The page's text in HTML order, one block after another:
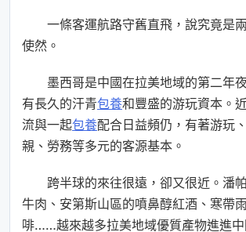
一條客運航路守舊直飛，說究竟是
使然。
墨西哥是中國在拉美地域的第二年
有長久的汗青包養和豐盛的游玩資本。
流與一起包養配合日益頻仍，有著游玩
親、勞務等多元的客源基本。
跨半球的來往很遠，卻又很近。潘
牛肉、安第斯山區的噴鼻醇紅酒、寒帶
啡……越來越多拉美地域優質產物進進